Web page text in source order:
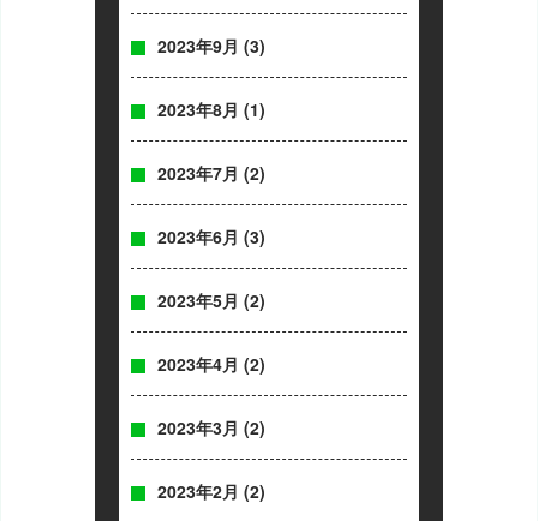
2023年9月 (3)
2023年8月 (1)
2023年7月 (2)
2023年6月 (3)
2023年5月 (2)
2023年4月 (2)
2023年3月 (2)
2023年2月 (2)